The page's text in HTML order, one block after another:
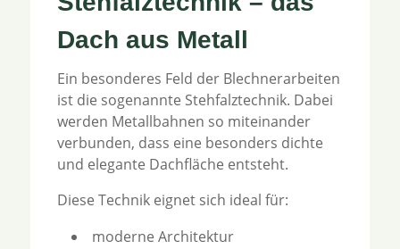
Dach aus Metall
Ein besonderes Feld der Blechnerarbeiten
ist die sogenannte Stehfalztechnik. Dabei
werden Metallbahnen so miteinander
verbunden, dass eine besonders dichte
und elegante Dachfläche entsteht.
Diese Technik eignet sich ideal für:
moderne Architektur